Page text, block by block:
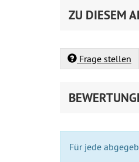
ZU DIESEM
Frage stellen
Für jede